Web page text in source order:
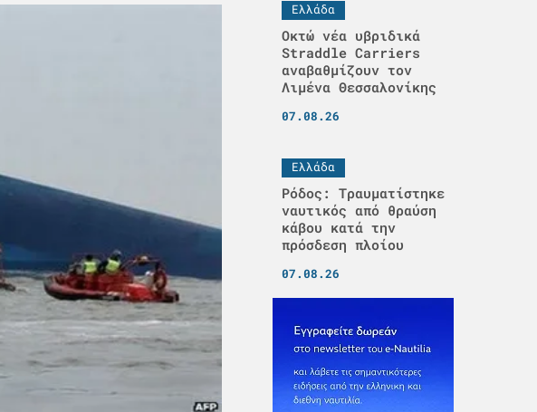
Ελλάδα
Οκτώ νέα υβριδικά
Straddle Carriers
αναβαθμίζουν τον
Λιμένα Θεσσαλονίκης
07.08.26
Ελλάδα
Ρόδος: Τραυματίστηκε
ναυτικός από θραύση
κάβου κατά την
πρόσδεση πλοίου
07.08.26